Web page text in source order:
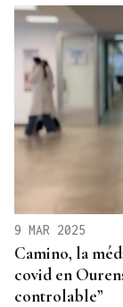
9 MAR 2025
Camino, la
covid en
controlable”